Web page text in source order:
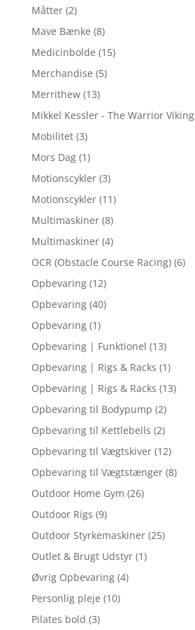
Måtter (2)
Mave Bænke (8)
Medicinbolde (15)
Merchandise (5)
Merrithew (13)
Mikkel Kessler - The Warrior Viking
Mobilitet (3)
Mors Dag (1)
Motionscykler (3)
Motionscykler (11)
Multimaskiner (8)
Multimaskiner (4)
OCR (Obstacle Course Racing) (6)
Opbevaring (12)
Opbevaring (40)
Opbevaring (1)
Opbevaring | Funktionel (13)
Opbevaring | Rigs & Racks (1)
Opbevaring | Rigs & Racks (13)
Opbevaring til Bodypump (2)
Opbevaring til Kettlebells (2)
Opbevaring til Vægtskiver (12)
Opbevaring til Vægtstænger (8)
Outdoor Home Gym (26)
Outdoor Rigs (9)
Outdoor Styrkemaskiner (25)
Outlet & Brugt Udstyr (1)
Øvrig Opbevaring (4)
Personlig pleje (10)
Pilates bold (3)